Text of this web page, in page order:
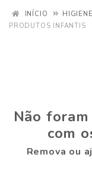
INÍCIO
PRODUTOS INFANTIS
Não
com
Remova ou